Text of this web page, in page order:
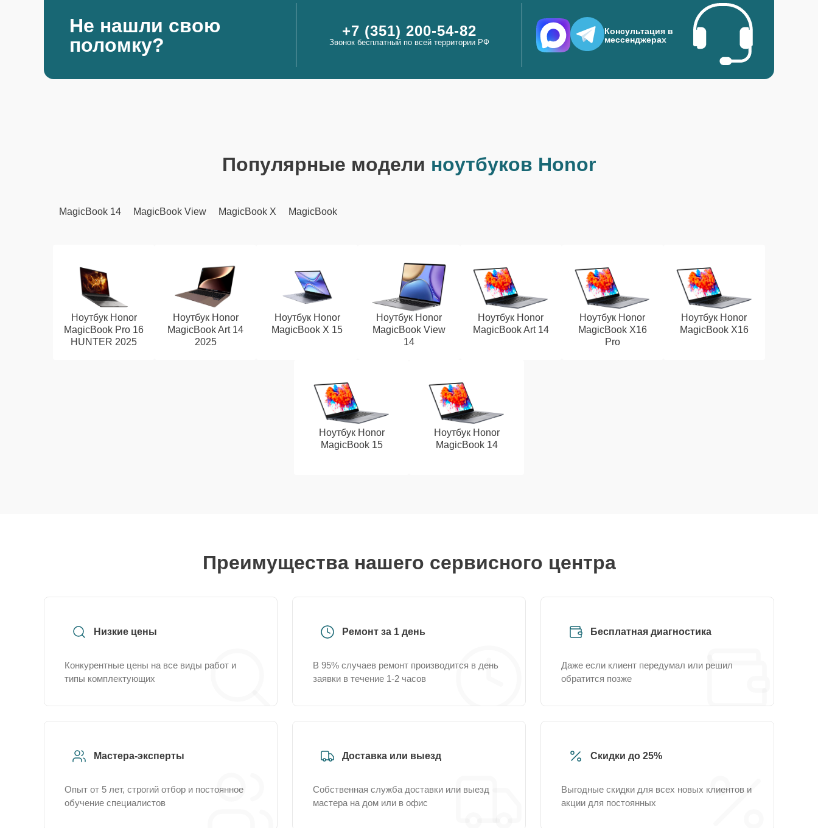
Не нашли свою
поломку?
+7 (351) 200-54-82
Звонок бесплатный по всей территории РФ
Консультация в
мессенджерах
Популярные модели ноутбуков Honor
MagicBook 14 MagicBook View MagicBook X MagicBook
Ноутбук Honor
MagicBook Pro 16
HUNTER 2025
Ноутбук Honor
MagicBook Art 14
2025
Ноутбук Honor
MagicBook X 15
Ноутбук Honor
MagicBook View
14
Ноутбук Honor
MagicBook Art 14
Ноутбук Honor
MagicBook X16
Pro
Ноутбук Honor
MagicBook X16
Ноутбук Honor
MagicBook 15
Ноутбук Honor
MagicBook 14
Преимущества нашего сервисного центра
Низкие цены
Конкурентные цены на все виды работ и
типы комплектующих
Ремонт за 1 день
В 95% случаев ремонт производится в день
заявки в течение 1-2 часов
Бесплатная диагностика
Даже если клиент передумал или решил
обратится позже
Мастера-эксперты
Опыт от 5 лет, строгий отбор и постоянное
обучение специалистов
Доставка или выезд
Собственная служба доставки или выезд
мастера на дом или в офис
Скидки до 25%
Выгодные скидки для всех новых клиентов и
акции для постоянных